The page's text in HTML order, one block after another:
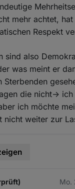
mehr achtet,
Respekt
sind also
was meint er
Sterbenden
die nicht->
ich möchte
nicht weiter zur
Mo.